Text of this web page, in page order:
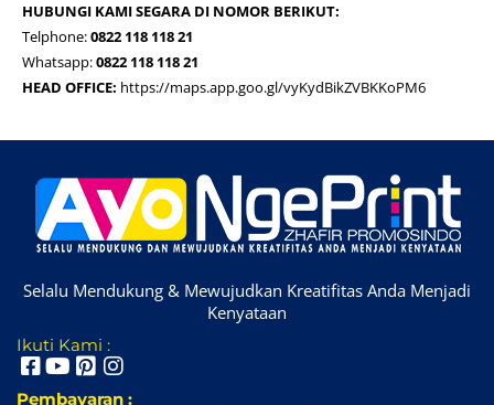
HUBUNGI KAMI SEGARA DI NOMOR BERIKUT:
Telphone:0822 118 118 21
Whatsapp:0822 118 118 21
HEAD OFFICE: https://maps.app.goo.gl/vyKydBikZVBKKoPM6
Selalu Mendukung & Mewujudkan Kreatifitas Anda Menjadi
Kenyataan
Ikuti Kami :
Pembayaran :